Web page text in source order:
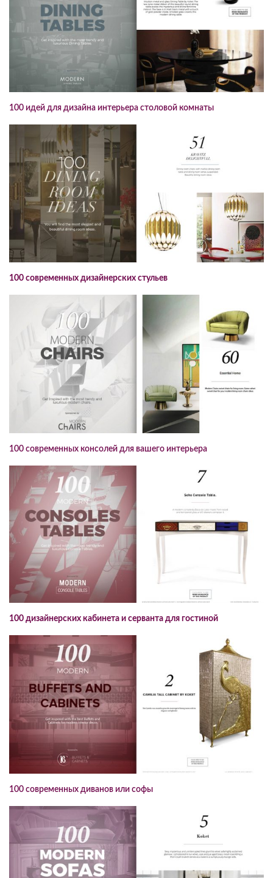
100 идей для дизайна интерьера столовой комнаты
100 современных дизайнерских стульев
100 современных консолей для вашего интерьера
100 дизайнерских кабинета и серванта для гостиной
100 современных диванов или софы